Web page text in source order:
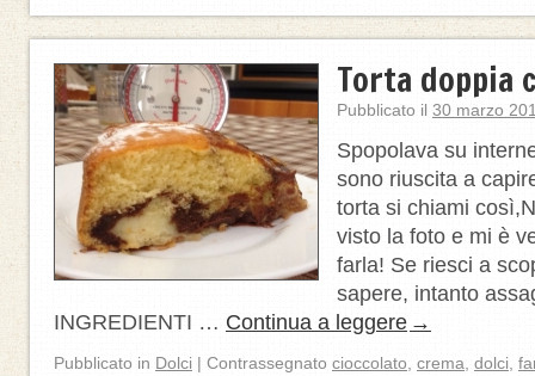
Torta doppia
Pubblicato il 30 marzo
Spopolava su
sono riuscita a
torta si chiami
visto la foto e mi è
farla! Se riesci a
sapere, intanto
INGREDIENTI … Continua a leggere →
Pubblicato in Dolci | Contrassegnato cioccolato crema dolci